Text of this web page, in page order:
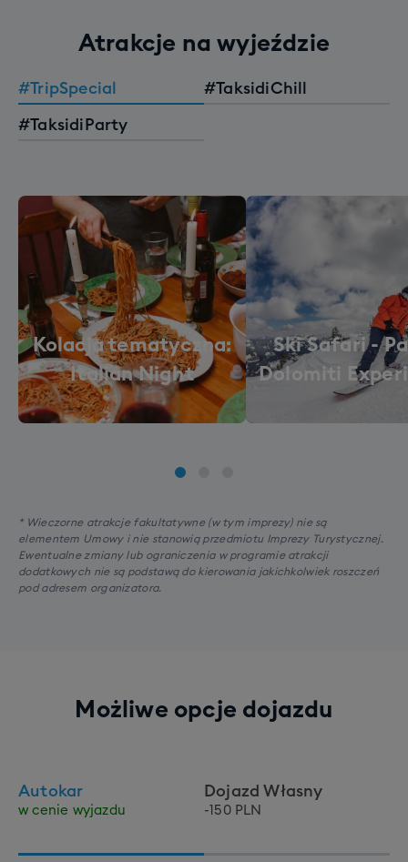
Atrakcje na wyjeździe
#TripSpecial #TaksidiChill
#TaksidiParty
Kolacja tematyczna:
Italian Night
Ski Safari -
Dolomiti
* Wieczorne atrakcje fakultatywne (w tym imprezy) nie są
elementem Umowy i nie stanowią przedmiotu Imprezy Turystycznej.
Ewentualne zmiany lub ograniczenia w programie atrakcji
dodatkowych nie są podstawą do kierowania jakichkolwiek roszczeń
pod adresem organizatora.
Możliwe opcje dojazdu
Autokar
w cenie wyjazdu
Dojazd Własny
-150 PLN